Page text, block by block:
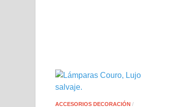
ACCESORIOS DECORACIÓN /